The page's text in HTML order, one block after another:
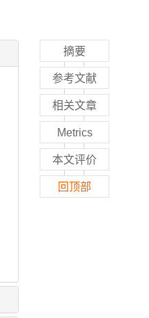
摘要
参考文献
相关文章
Metrics
本文评价
回顶部